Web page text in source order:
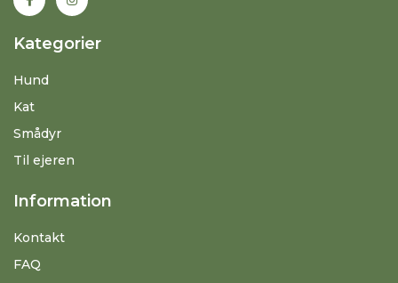
Kategorier
Hund
Kat
Smådyr
Til ejeren
Information
Kontakt
FAQ